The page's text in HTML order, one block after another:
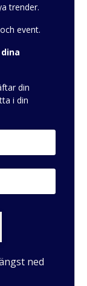
trender.
event.
din
i din
ned